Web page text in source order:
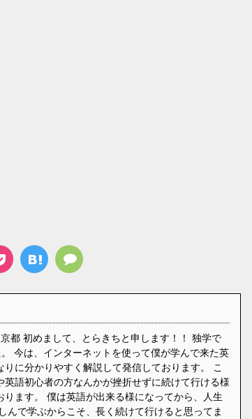
都 初めまして、とらきちと申します！！ 独学で
今は、インターネットを使って僕が学んで来た英
に分かりやすく解説して発信しております。 こ
語初心者の方なんかが挫折せずに続けて行ける様
ます。 僕は英語が出来る様になってから、人生
んで学ぶからこそ、長く続けて行けると思ってま